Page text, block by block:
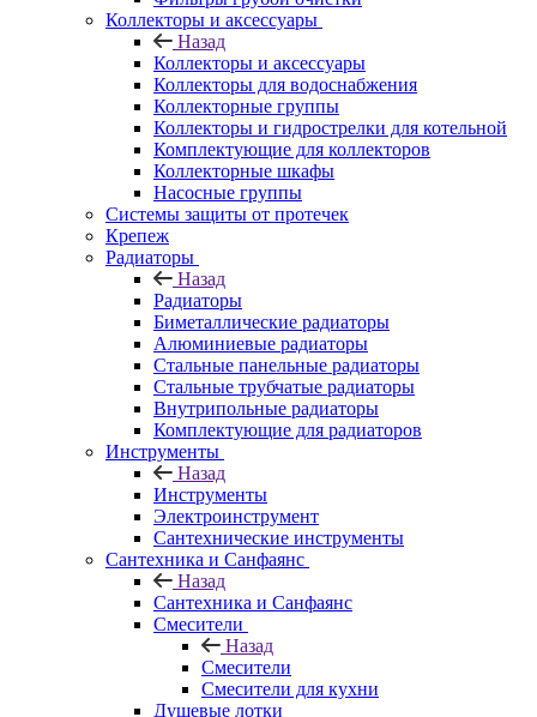
Коллекторы и аксессуары
Назад
Коллекторы и аксессуары
Коллекторы для водоснабжения
Коллекторные группы
Коллекторы и гидрострелки для котельной
Комплектующие для коллекторов
Коллекторные шкафы
Насосные группы
Системы защиты от протечек
Крепеж
Радиаторы
Назад
Радиаторы
Биметаллические радиаторы
Алюминиевые радиаторы
Стальные панельные радиаторы
Стальные трубчатые радиаторы
Внутрипольные радиаторы
Комплектующие для радиаторов
Инструменты
Назад
Инструменты
Электроинструмент
Сантехнические инструменты
Сантехника и Санфаянс
Назад
Сантехника и Санфаянс
Смесители
Назад
Смесители
Смесители для кухни
Душевые лотки